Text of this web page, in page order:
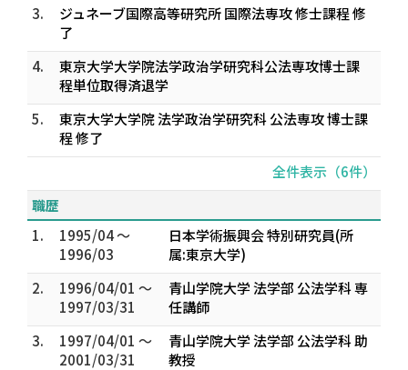
3.
ジュネーブ国際高等研究所 国際法専攻 修士課程 修
了
4.
東京大学大学院法学政治学研究科公法専攻博士課
程単位取得済退学
5.
東京大学大学院 法学政治学研究科 公法専攻 博士課
程 修了
全件表示（6件）
職歴
1.
1995/04 ～
1996/03
日本学術振興会 特別研究員(所
属:東京大学)
2.
1996/04/01 ～
1997/03/31
青山学院大学 法学部 公法学科 専
任講師
3.
1997/04/01 ～
2001/03/31
青山学院大学 法学部 公法学科 助
教授